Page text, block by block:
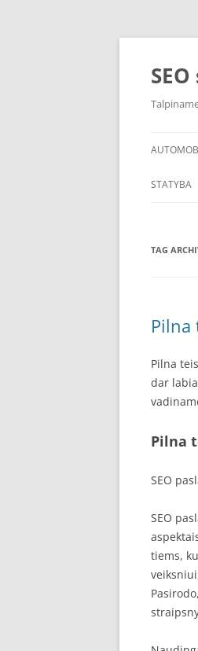
Skip
STATYBA
TAG
Pilna
Pilna
dar
Pilna
SEO
SEO
tiems,